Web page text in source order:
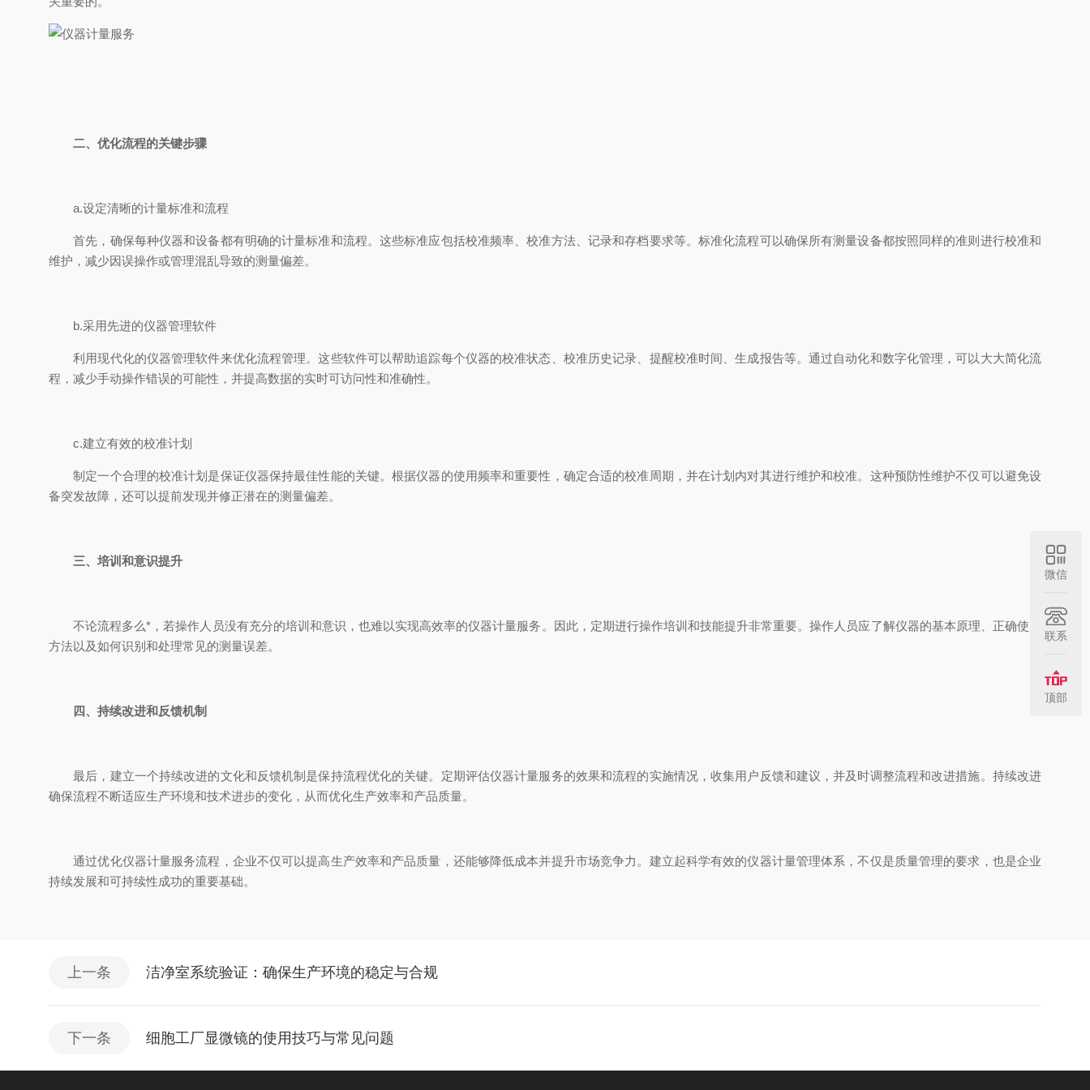
二、优化流程的关键步骤
a.设定清晰的计量标准和流程
首先，确保每种仪器和设备都有明确的计量标准和流程。这些标准应包括校准频率、校准方法、记录和存档要求等。标准化流程可以确保所有测量设备都按照同样的准则进行校准和
维护，减少因误操作或管理混乱导致的测量偏差。
b.采用先进的仪器管理软件
利用现代化的仪器管理软件来优化流程管理。这些软件可以帮助追踪每个仪器的校准状态、校准历史记录、提醒校准时间、生成报告等。通过自动化和数字化管理，可以大大简化流
程，减少手动操作错误的可能性，并提高数据的实时可访问性和准确性。
c.建立有效的校准计划
制定一个合理的校准计划是保证仪器保持最佳性能的关键。根据仪器的使用频率和重要性，确定合适的校准周期，并在计划内对其进行维护和校准。这种预防性维护不仅可以避免设
备突发故障，还可以提前发现并修正潜在的测量偏差。
三、培训和意识提升
不论流程多么*，若操作人员没有充分的培训和意识，也难以实现高效率的仪器计量服务。因此，定期进行操作培训和技能提升非常重要。操作人员应了解仪器的基本原理、正确使用
方法以及如何识别和处理常见的测量误差。
四、持续改进和反馈机制
最后，建立一个持续改进的文化和反馈机制是保持流程优化的关键。定期评估仪器计量服务的效果和流程的实施情况，收集用户反馈和建议，并及时调整流程和改进措施。持续改进
确保流程不断适应生产环境和技术进步的变化，从而优化生产效率和产品质量。
通过优化仪器计量服务流程，企业不仅可以提高生产效率和产品质量，还能够降低成本并提升市场竞争力。建立起科学有效的仪器计量管理体系，不仅是质量管理的要求，也是企业
持续发展和可持续性成功的重要基础。
上一条 洁净室系统验证：确保生产环境的稳定与合规
下一条 细胞工厂显微镜的使用技巧与常见问题
微信
联系
顶部